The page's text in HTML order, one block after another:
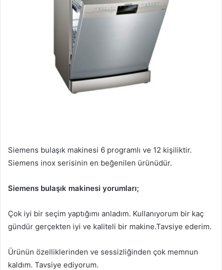
Siemens bulaşık makinesi 6 programlı ve 12 kişiliktir.
Siemens inox serisinin en beğenilen ürünüdür.
Siemens bulaşık makinesi yorumları;
Çok iyi bir seçim yaptığımı anladım. Kullanıyorum bir kaç
gündür gerçekten iyi ve kaliteli bir makine.Tavsiye ederim.
Ürünün özelliklerinden ve sessizliğinden çok memnun
kaldım. Tavsiye ediyorum.